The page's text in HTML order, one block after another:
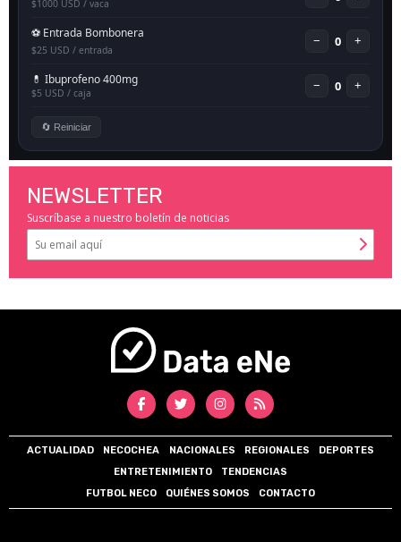
NEWSLETTER
Suscríbase a nuestro boletín de noticias
ACTUALIDAD NECOCHEA NACIONALES REGIONALES
DEPORTES
ENTRETENIMIENTO
TENDENCIAS
FUTBOL NECO
QUIÉNES SOMOS CONTACTO